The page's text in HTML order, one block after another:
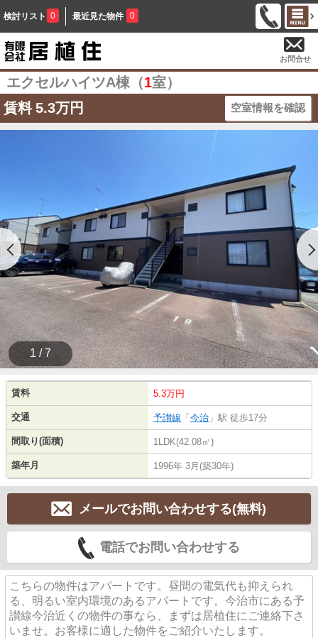
検討リスト 0 最近見た物件 0
お問合せ
エクセルハイツA棟（1室）
賃料 5.3万円 空室情報を確認
1 / 7
賃料 5.3万円
交通 予讃線 「 今治 」駅 徒歩17分
間取り(面積) 1LDK(42.08㎡)
築年月 1996年 3月(築30年)
メールでお問い合わせする(無料)
電話でお問い合わせする
こちらの物件はアパートです。昼間の電気代も抑えられ
る、明るい室内環境のあるアパートです。今治市にある予
讃線今治近くの物件の事なら、まずは居植住にご連絡下さ
いませ。お客様に適した物件をご紹介いたします。